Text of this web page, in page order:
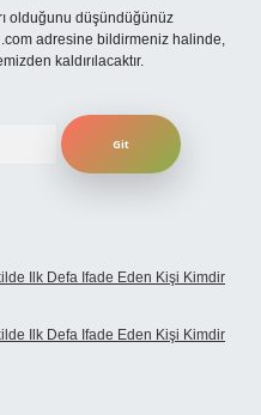
olduğunu düşündüğünüz
adresine bildirmeniz halinde,
kaldırılacaktır.
Ilk Defa Ifade Eden Kişi Kimdir
Ilk Defa Ifade Eden Kişi Kimdir